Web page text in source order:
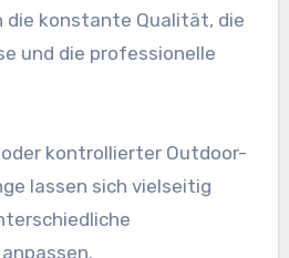
die konstante Qualität, die
und die professionelle
oder kontrollierter Outdoor-
lassen sich vielseitig